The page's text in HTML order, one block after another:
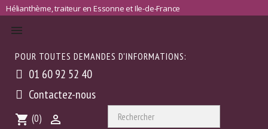
Hélianthème, traiteur en Essonne et Ile-de-France

POUR TOUTES DEMANDES D'INFORMATIONS:
01 60 92 52 40
Contactez-nous
shopping_cart (0) 